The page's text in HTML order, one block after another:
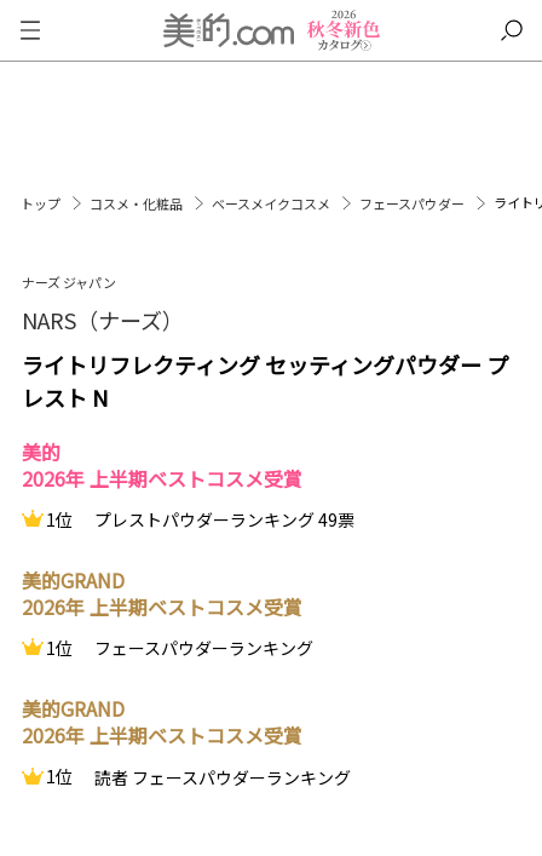
トップ コスメ・化粧品 ベースメイクコスメ フェースパウダー ライト
ナーズ ジャパン
NARS（ナーズ）
ライトリフレクティング セッティングパウダー プ
レスト N
美的
2026年 上半期ベストコスメ受賞
1位 プレストパウダーランキング 49票
美的GRAND
2026年 上半期ベストコスメ受賞
1位 フェースパウダーランキング
美的GRAND
2026年 上半期ベストコスメ受賞
1位 読者 フェースパウダーランキング